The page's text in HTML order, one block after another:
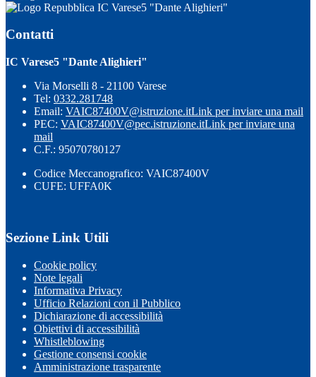
IC Varese5 "Dante Alighieri"
Contatti
IC Varese5 "Dante Alighieri"
Via Morselli 8 - 21100 Varese
Tel: 0332.281748
Email: VAIC87400V@istruzione.itLink per inviare una mail
PEC: VAIC87400V@pec.istruzione.itLink per inviare una
mail
C.F.: 95070780127
Codice Meccanografico: VAIC87400V
CUFE: UFFA0K
Sezione Link Utili
Cookie policy
Note legali
Informativa Privacy
Ufficio Relazioni con il Pubblico
Dichiarazione di accessibilità
Obiettivi di accessibilità
Whistleblowing
Gestione consensi cookie
Amministrazione trasparente